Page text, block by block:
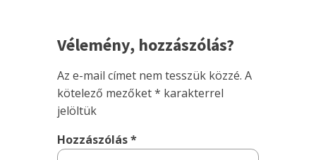
Vélemény, hozzászólás?
Az e-mail címet nem tesszük közzé. A
kötelező mezőket* karakterrel
jelöltük
Hozzászólás*